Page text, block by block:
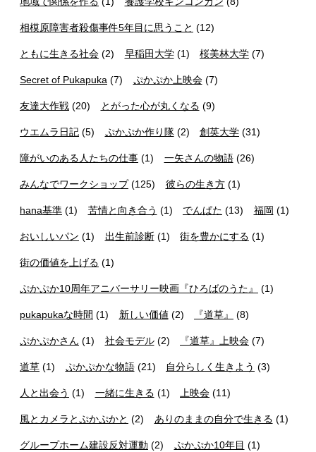
相模原障害者殺傷事件5年目に思うこと (12)
ともに生きる社会 (2) 早稲田大学(1) 桜美林大学 (7)
Secret of Pukapuka (7) ぷかぷか上映会(7)
友達大作戦 (20) とがった心が丸くなる (9)
ウエムラ日記 (5) ぷかぷか作り隊(2) 創英大学 (31)
障がいのある人たちの仕事 (1) 一矢さんの物語(26)
みんなでワークショップ(125) 彼らの生き方(1)
hana基準 (1) 苦情と向き合う (1) でんぱた (13) 福岡 (1)
おいしいパン (1) 出生前診断(1) 街を豊かにする (1)
街の価値を上げる (1)
ぷかぷか10周年アニバーサリー映画『ひろばのうた』 (1)
pukapukaな時間 (1) 新しい価値 (2) 『道草』 (8)
ぷかぷかさん (1) 社会モデル(2) 『道草』上映会 (7)
道草 (1) ぷかぷかな物語(21) 自分らしく生きよう (3)
人と出会う (1) 一緒に生きる (1) 上映会 (11)
風とカメラとぷかぷかと (2) ありのままの自分で生きる (1)
グループホーム建設反対運動 (2) ぷかぷか10年目 (1)